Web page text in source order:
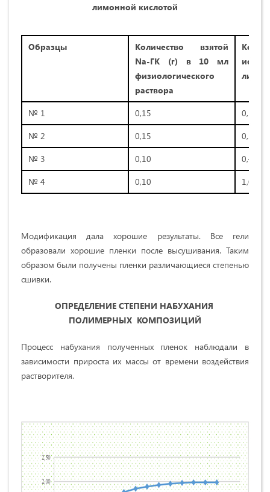
лимонной кислотой
Образцы
Количество взятой
Na-ГК (г) в 10 мл
физиологического
раствора
№ 1 0,15
0,15
№ 2
0,15
0,30
№ 3
0,10
0,40
№ 4
0,10 1,00
Модификация дала хорошие результаты. Все гели
образовали хорошие пленки после высушивания. Таким
образом были получены пленки различающиеся степенью
сшивки.
ОПРЕДЕЛЕНИЕ СТЕПЕНИ НАБУХАНИЯ
ПОЛИМЕРНЫХ КОМПОЗИЦИЙ
Процесс набухания полученных пленок наблюдали в
зависимости прироста их массы от времени воздействия
растворителя.